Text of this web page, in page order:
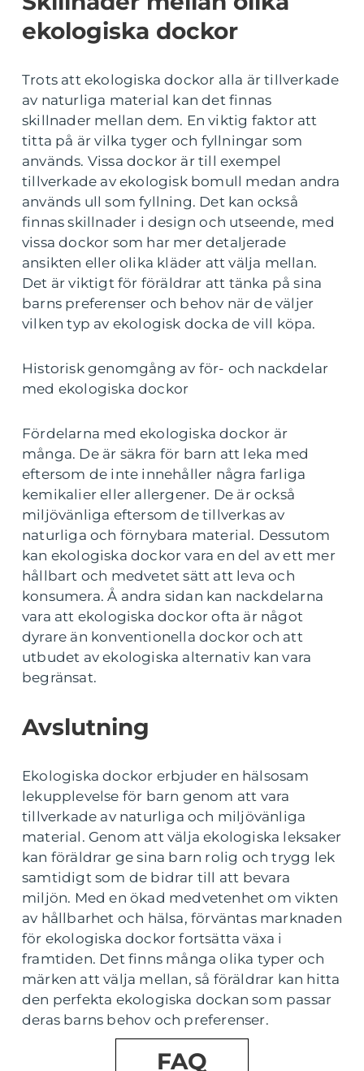
ekologiska dockor
Trots att ekologiska dockor alla är tillverkade
av naturliga material kan det finnas
skillnader mellan dem. En viktig faktor att
titta på är vilka tyger och fyllningar som
används. Vissa dockor är till exempel
tillverkade av ekologisk bomull medan andra
används ull som fyllning. Det kan också
finnas skillnader i design och utseende, med
vissa dockor som har mer detaljerade
ansikten eller olika kläder att välja mellan.
Det är viktigt för föräldrar att tänka på sina
barns preferenser och behov när de väljer
vilken typ av ekologisk docka de vill köpa.
Historisk genomgång av för- och nackdelar
med ekologiska dockor
Fördelarna med ekologiska dockor är
många. De är säkra för barn att leka med
eftersom de inte innehåller några farliga
kemikalier eller allergener. De är också
miljövänliga eftersom de tillverkas av
naturliga och förnybara material. Dessutom
kan ekologiska dockor vara en del av ett mer
hållbart och medvetet sätt att leva och
konsumera. Å andra sidan kan nackdelarna
vara att ekologiska dockor ofta är något
dyrare än konventionella dockor och att
utbudet av ekologiska alternativ kan vara
begränsat.
Avslutning
Ekologiska dockor erbjuder en hälsosam
lekupplevelse för barn genom att vara
tillverkade av naturliga och miljövänliga
material. Genom att välja ekologiska leksaker
kan föräldrar ge sina barn rolig och trygg lek
samtidigt som de bidrar till att bevara
miljön. Med en ökad medvetenhet om vikten
av hållbarhet och hälsa, förväntas marknaden
för ekologiska dockor fortsätta växa i
framtiden. Det finns många olika typer och
märken att välja mellan, så föräldrar kan hitta
den perfekta ekologiska dockan som passar
deras barns behov och preferenser.
FAQ